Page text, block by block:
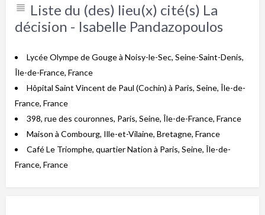
Liste du (des) lieu(x) cité(s) La
décision - Isabelle Pandazopoulos
Lycée Olympe de Gouge à Noisy-le-Sec, Seine-Saint-Denis,
Île-de-France, France
Hôpital Saint Vincent de Paul (Cochin) à Paris, Seine, Île-de-
France, France
398, rue des couronnes, Paris, Seine, Île-de-France, France
Maison à Combourg, Ille-et-Vilaine, Bretagne, France
Café Le Triomphe, quartier Nation à Paris, Seine, Île-de-
France, France